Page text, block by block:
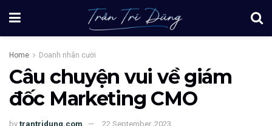
Home Doanh nhân cười
Câu chuyện vui về giám
đốc Marketing CMO
by trantridung.com 22 September, 2023